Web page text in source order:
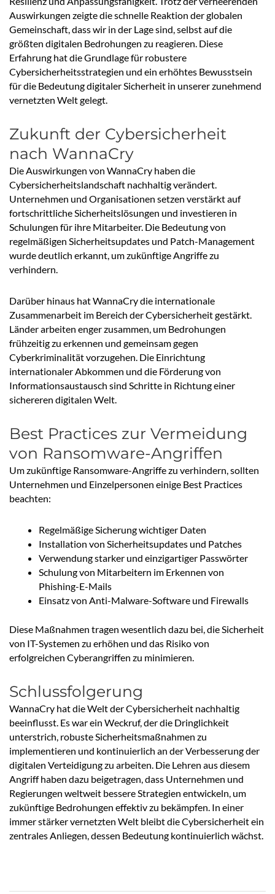
Auswirkungen zeigte die schnelle Reaktion der globalen
Gemeinschaft, dass wir in der Lage sind, selbst auf die
größten digitalen Bedrohungen zu reagieren. Diese
Erfahrung hat die Grundlage für robustere
Cybersicherheitsstrategien und ein erhöhtes Bewusstsein
für die Bedeutung digitaler Sicherheit in unserer zunehmend
vernetzten Welt gelegt.
Zukunft der Cybersicherheit
nach WannaCry
Die Auswirkungen von WannaCry haben die
Cybersicherheitslandschaft nachhaltig verändert.
Unternehmen und Organisationen setzen verstärkt auf
fortschrittliche Sicherheitslösungen und investieren in
Schulungen für ihre Mitarbeiter. Die Bedeutung von
regelmäßigen Sicherheitsupdates und Patch-Management
wurde deutlich erkannt, um zukünftige Angriffe zu
verhindern.
Darüber hinaus hat WannaCry die internationale
Zusammenarbeit im Bereich der Cybersicherheit gestärkt.
Länder arbeiten enger zusammen, um Bedrohungen
frühzeitig zu erkennen und gemeinsam gegen
Cyberkriminalität vorzugehen. Die Einrichtung
internationaler Abkommen und die Förderung von
Informationsaustausch sind Schritte in Richtung einer
sichereren digitalen Welt.
Best Practices zur Vermeidung
von Ransomware-Angriffen
Um zukünftige Ransomware-Angriffe zu verhindern, sollten
Unternehmen und Einzelpersonen einige Best Practices
beachten:
Regelmäßige Sicherung wichtiger Daten
Installation von Sicherheitsupdates und Patches
Verwendung starker und einzigartiger Passwörter
Schulung von Mitarbeitern im Erkennen von
Phishing-E-Mails
Einsatz von Anti-Malware-Software und Firewalls
Diese Maßnahmen tragen wesentlich dazu bei, die Sicherheit
von IT-Systemen zu erhöhen und das Risiko von
erfolgreichen Cyberangriffen zu minimieren.
Schlussfolgerung
WannaCry hat die Welt der Cybersicherheit nachhaltig
beeinflusst. Es war ein Weckruf, der die Dringlichkeit
unterstrich, robuste Sicherheitsmaßnahmen zu
implementieren und kontinuierlich an der Verbesserung der
digitalen Verteidigung zu arbeiten. Die Lehren aus diesem
Angriff haben dazu beigetragen, dass Unternehmen und
Regierungen weltweit bessere Strategien entwickeln, um
zukünftige Bedrohungen effektiv zu bekämpfen. In einer
immer stärker vernetzten Welt bleibt die Cybersicherheit ein
zentrales Anliegen, dessen Bedeutung kontinuierlich wächst.